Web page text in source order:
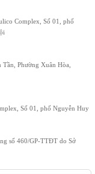
Complex, Số 01, phố
Phường Xuân Hòa,
Số 01, phố Nguyễn Huy
số 460/GP-TTĐT do Sở